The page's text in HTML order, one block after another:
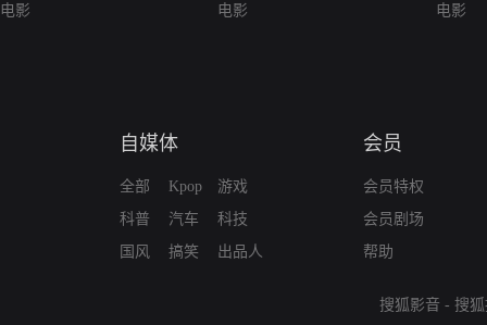
电影
电影
电影
自媒体
全部
科普
国风
Kpop
汽车
搞笑
游戏
科技
出品人
会员
会员特权
会员剧场
帮助
搜狐影音 - 搜